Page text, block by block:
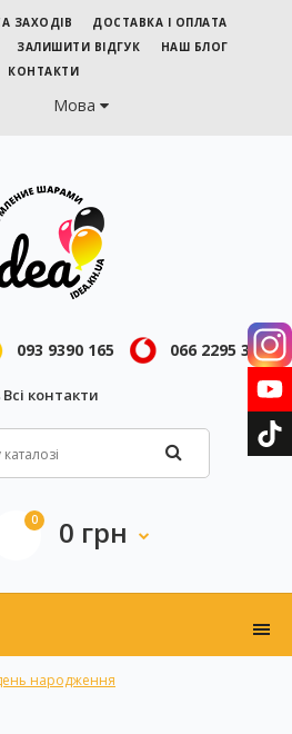
ЗАХОДІВ
ДОСТАВКА І ОПЛАТА
ЗАЛИШИТИ ВІДГУК
НАШ БЛОГ
КОНТАКТИ
Мова
093 9390 165 066 2295 343
Всі контакти
0 0 грн
народження